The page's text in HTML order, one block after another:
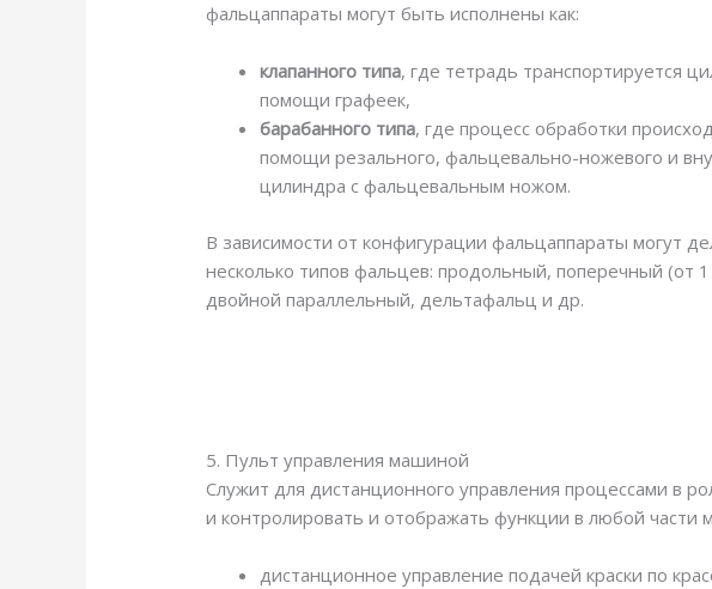
фальцаппараты могут быть исполнены как:
клапанного типа, где тетрадь транспортируется
помощи графеек,
барабанного типа, где процесс обработки
помощи резального, фальцевально-ножевого и
цилиндра с фальцевальным ножом.
В зависимости от конфигурации фальцаппараты могут
несколько типов фальцев: продольный, поперечный (от
двойной параллельный, дельтафальц и др.
5. Пульт управления машиной
Служит для дистанционного управления процессами в
и контролировать и отображать функции в любой
дистанционное управление подачей краски по